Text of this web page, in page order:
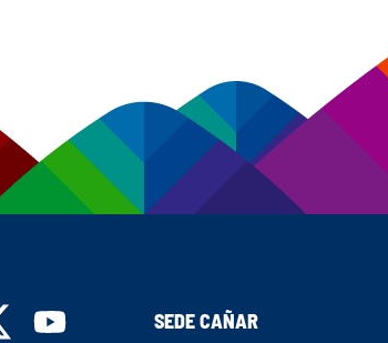
SEDE CAÑAR